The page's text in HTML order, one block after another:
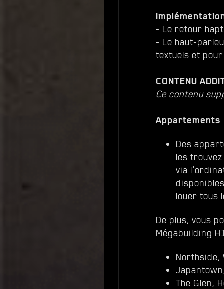
- Le retour
- Le haut-
textuels et
CONTENU
Ce contenu
Appartements
Des
les
via
louer tous
De plus, vous
Mégabuilding
Northside,
The Glen,